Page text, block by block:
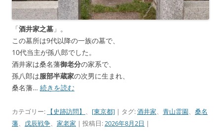
「酒井家之墓 」。
この墓所は9代以降の一族の墓で、
10代当主が孫八郎でした。
酒井家は桑名藩御老分の家系で、
孫八郎は服部半蔵家の次男に生まれ、
桑名藩… 続きを読む
カテゴリー: 【史跡訪問】 、 [東京都] | タグ:酒井家、 青山霊園、 桑名
藩、 戊辰戦争、 家老家 | 投稿日:2026年8月2日 |